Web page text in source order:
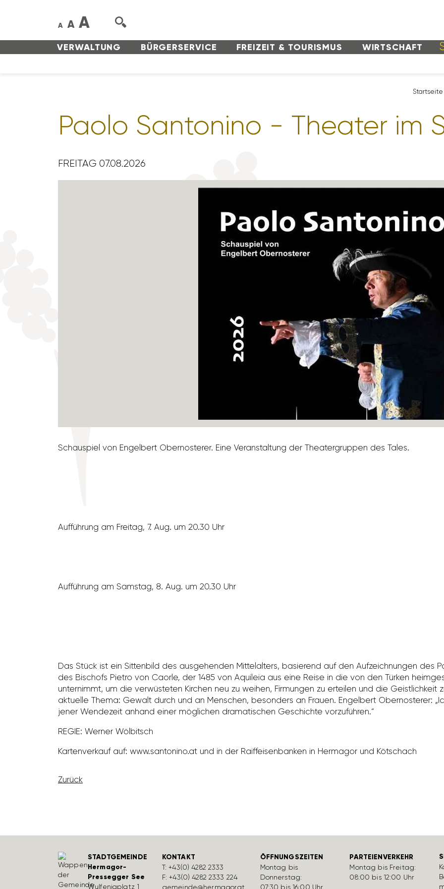
VERWAL­TUNG BÜRGER­SERVICE FREI­ZEIT & TOURISMUS WIRT­SCHAFT
A A A
Start­seite
Paolo Santo­nino - Theater im
FREITAG 07.08.2026
Schau­spiel von Engel­bert Ober­nos­terer. Eine Veran­stal­tung der Thea­ter­gruppen des Tales.
Auffüh­rung am Freitag, 7. Aug. um 20.30 Uhr
Auffüh­rung am Samstag, 8. Aug. um 20.30 Uhr
Das Stück ist ein Sitten­bild des ausge­henden Mittel­al­ters, basie­rend auf den Aufzeich­nungen des
des Bischofs Pietro von Caorle, der 1485 von Aqui­leia aus eine Reise in die von den Türken
unter­nimmt, um die verwüs­teten Kirchen neu zu weihen, Firmungen zu erteilen und die Geist­lich­keit
aktu­elle Thema: Gewalt durch und an Menschen, beson­ders an Frauen. Engel­bert Ober­nos­terer:
jener Wende­zeit anhand einer mögli­chen drama­ti­schen Geschichte vorzu­führen.“
REGIE: Werner Wölbitsch
Karten­ver­kauf auf: www.santo­nino.at und in der Raiff­ei­sen­banken in Hermagor und Kötschach
Zurück
STADTGEMEINDE
Hermagor-
Pressegger See
Wulfe­nia­platz 1
KONTAKT
T:+43(0) 4282 2333
F: +43(0) 4282 2333 224
gemeinde@hermagor.at
ÖFFNUNGSZEITEN
Montag bis
Donnerstag:
07:30 bis 16:00 Uhr
PARTEIENVERKEHR
Montag bis Freitag:
08:00 bis 12:00 Uhr